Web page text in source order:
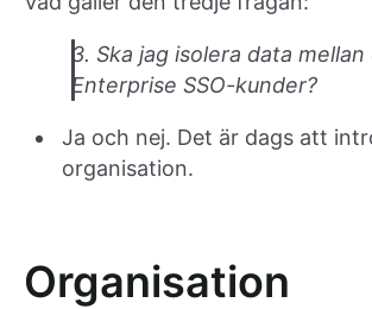
3. Ska jag isolera data mellan
Enterprise SSO-kunder?
Ja och nej. Det är dags att
organisation.
Organisation